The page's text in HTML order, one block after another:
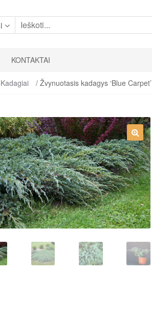
KONTAKTAI
Kadagiai / Žvynuotasis kadagys ‘Blue Carpet’